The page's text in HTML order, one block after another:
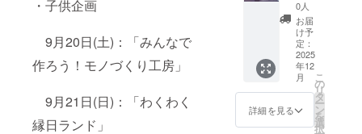
・子供企画
9月20日(土)：「みんなで
作ろう！モノづくり工房」
9月21日(日)：「わくわく
縁日ランド」
箇所は
変更に
なる場
合があ
りま
す。 ※
備考欄
させて
いただ
費：支
援者様
の交通
費や滞
在費は
各自で
ご負担
くださ
い。 ・
援額40
万円達
成）お
笑いラ
イブ優
先入場
【詳
細】 ・
日時：
リター
ン】 <
内容>
・お礼
のメッ
セージ
・パン
フレッ
トなど
へのお
0人
お届
け予
定：
2025
年12
月
詳細を見る
こ
の
リ
タ
ー
ン
を
選
択